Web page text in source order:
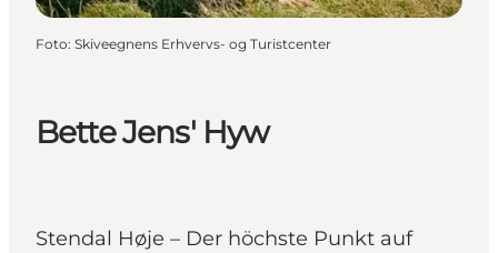
Bette Jens' Hyw
Stendal Høje – Der höchste Punkt auf
Foto: Skiveegnens Erhvervs- og Turistcenter